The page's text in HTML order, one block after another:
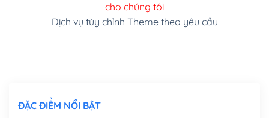
Cài đặt SMTP Mail cho site Wordpress(+100,000₫)
Mua thêm Host + Tên miền
cho chúng tôi
Dịch vụ tùy chỉnh Theme theo yêu cầu
ĐẶC ĐIỂM NỔI BẬT